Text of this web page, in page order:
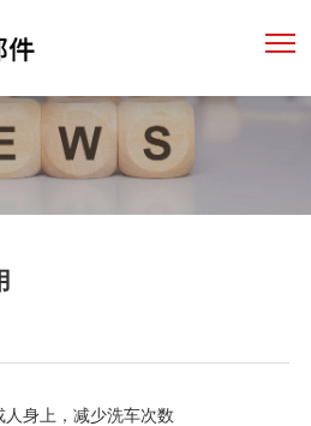
身上，减少洗车次数